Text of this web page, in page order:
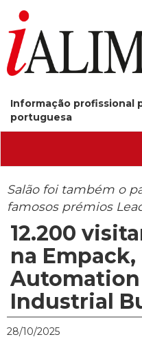
Informação profissional
portuguesa
Salão foi também o
famosos prémios
12.200
na
Industrial
28/10/2025